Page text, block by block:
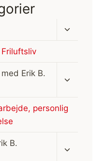
Skift
Erik B.
personlig
B.